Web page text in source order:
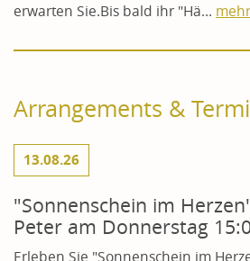
erwarten Sie.Bis bald ihr "Hä...
Arrangements &
13.08.26
"Sonnenschein im
Peter am Donnerstag
Erleben Sie "Sonnenschein im